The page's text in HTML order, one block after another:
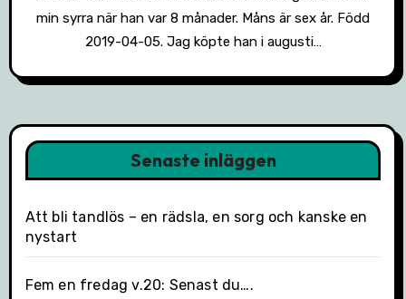
min syrra när han var 8 månader. Måns är sex år. Född
2019-04-05. Jag köpte han i augusti…
Senaste inläggen
Att bli tandlös – en rädsla, en sorg och kanske en
nystart
Fem en fredag v.20: Senast du….